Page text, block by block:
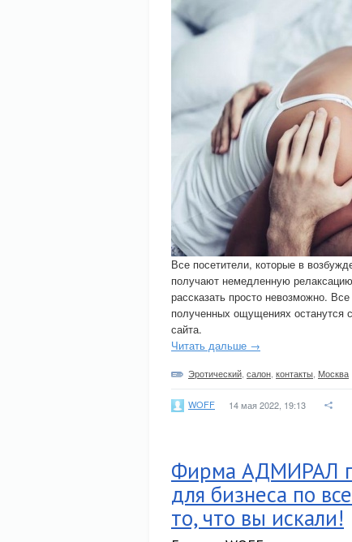
Все посетители, которые в
получают немедленную
рассказать просто невозможно.
полученных ощущениях останутся
сайта.
Читать дальше →
Эротический салон контакты Москва
WOFF 14 мая 2022, 19:13
Фирма АДМИРАЛ
для бизнеса по
то, что вы искали!